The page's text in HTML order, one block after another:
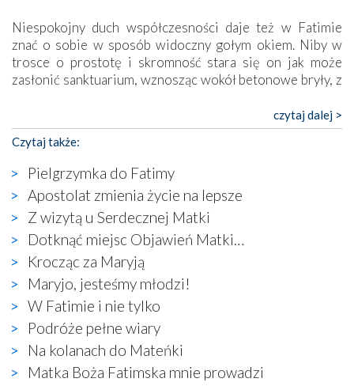
Niespokojny duch współczesności daje też w Fatimie
znać o sobie w sposób widoczny gołym okiem. Niby w
trosce o prostotę i skromność stara się on jak może
zasłonić sanktuarium, wznosząc wokół betonowe bryły, z
katolickiego kultu. Tylko co wspólnego z żywą,
autentyczną wiarą mogą mieć płaskie, szare bunkry albo
kaplice, w których Tabernakulum przypomina bardziej
skrzynkę na narzędzia? Albo co powiedzieć o ustawionym
tuż przy nowej bazylice wielkim krzyżu, na którym
zamiast Chrystusa umieszczono dziwaczną postać jakby
wyjętą ze starożytnych hieroglifów? W kulturowym
kontekście naszych czasów to raczej karykatura niż godny
wizerunek Zbawiciela…
Zatem nawet w bezpośrednim otoczeniu sanktuarium
naocznie przekonaliśmy się, że wewnątrz Kościoła toczy
się ogromna walka o kształt katolicyzmu i o serca
wierzących. Do czego to zmaganie może prowadzić,
widzieliśmy w urokliwym, niewielkim mieście Obidos,
gdzie w miejscu dawnego kościoła działa dzisiaj…
księgarnia.
czytaj dalej >
Czytaj także:
Pielgrzymka do Fatimy
Apostolat zmienia życie na lepsze
Z wizytą u Serdecznej Matki
Dotknąć miejsc Objawień Matki…
Krocząc za Maryją
Maryjo, jesteśmy młodzi!
W Fatimie i nie tylko
Podróże pełne wiary
Na kolanach do Mateńki
Matka Boża Fatimska mnie prowadzi